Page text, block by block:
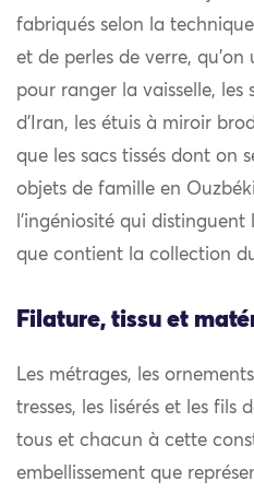
fabriqués selon la
et de perles de verre,
pour ranger la vaisselle, les
d’Iran, les étuis à miroir
que les sacs tissés dont on
objets de famille en
l’ingéniosité qui
que contient la collection
Filature, tissu et
Les métrages, les
tresses, les lisérés et les fils
tous et chacun à cette
embellissement que